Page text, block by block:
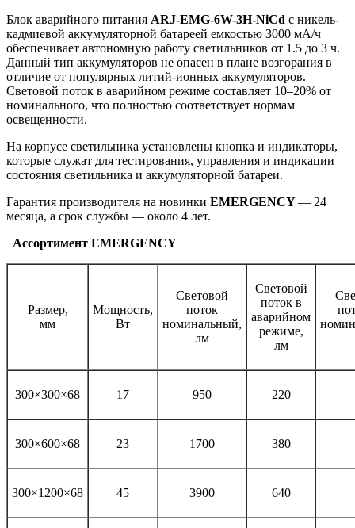
Блок аварийного питания ARJ-EMG-6W-3H-NiCd с никель-
кадмиевой аккумуляторной батареей емкостью 3000 мА/ч
обеспечивает автономную работу светильников от 1.5 до 3 ч.
Данный тип аккумуляторов не опасен в плане возгорания в
отличие от популярных литий-ионных аккумуляторов.
Световой поток в аварийном режиме составляет 10–20% от
номинального, что полностью соответствует нормам
освещенности.
На корпусе светильника установлены кнопка и индикаторы,
которые служат для тестирования, управления и индикации
состояния светильника и аккумуляторной батареи.
Гарантия производителя на новинки EMERGENCY— 24
месяца, а срок службы — около 4 лет.
Ассортимент EMERGENCY
Размер,
мм
Мощность,
Вт
Световой
поток
номинальный,
лм
Световой
поток в
аварийном
режиме,
лм
300×300×68 17 950 220
300×600×68 23 1700 380
300×1200×68 45 3900 640